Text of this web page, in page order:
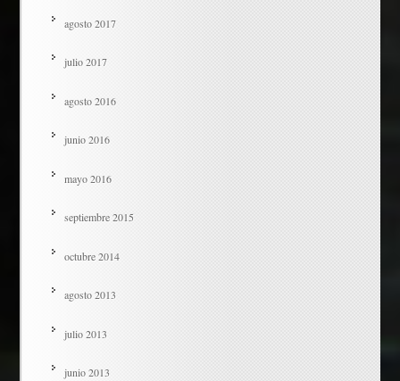
agosto 2017
julio 2017
agosto 2016
junio 2016
mayo 2016
septiembre 2015
octubre 2014
agosto 2013
julio 2013
junio 2013